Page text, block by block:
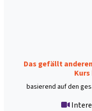
Das gefällt
basierend auf den